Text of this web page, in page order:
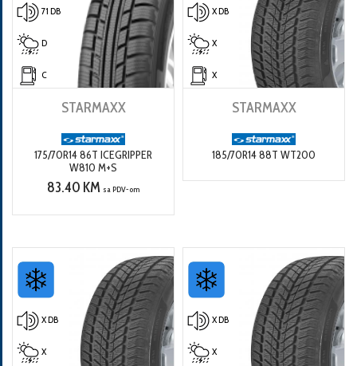
71 DB
D
C
STARMAXX
175/70R14 86T ICEGRIPPER
W810 M+S
83.40 KM sa PDV-om
X DB
X
X
STARMAXX
185/70R14 88T WT200
X DB
X
X DB
X